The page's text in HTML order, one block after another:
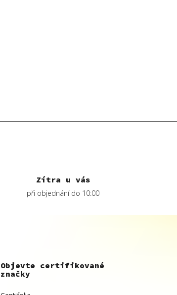
Zítra u vás
při objednání do 10:00
Objevte certifikované
značky